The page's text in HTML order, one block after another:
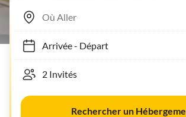
Arrivée- Départ
Rechercher un